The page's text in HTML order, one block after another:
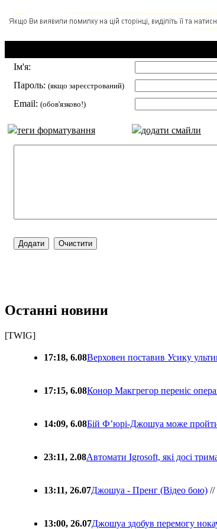
Ім'я:
Пароль: (якщо зареєстрований)
Email: (обов'язково!)
теги форматування додати смайли
Останні новини
[TWIG]
17:18, 6.08Верховен поставив Усику
17:15, 6.08Конор Макгрегор переніс
14:09, 6.08Бій Ф’юрі-Джошуа може
23:11, 2.08Автомати Igrosoft, які досі
13:11, 26.07Джошуа - Пренг (Відео бою) //
13:00, 26.07Джошуа здобув перемогу